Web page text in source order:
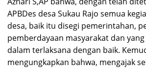
APBDes desa Sukau Rajo semua
desa, baik itu disegi pemerintahan,
pemberdayaan masyarakat dan
dalam terlaksana dengan baik.
mengungkapkan bahwa, mengajak